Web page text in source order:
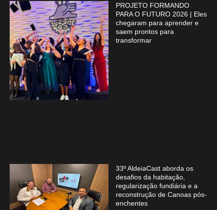
PROJETO FORMANDO
PARA O FUTURO 2026 | Eles
chegaram para aprender e
saem prontos para
transformar
33º AldeiaCast aborda os
desafios da habitação,
regularização fundiária e a
reconstrução de Canoas pós-
enchentes